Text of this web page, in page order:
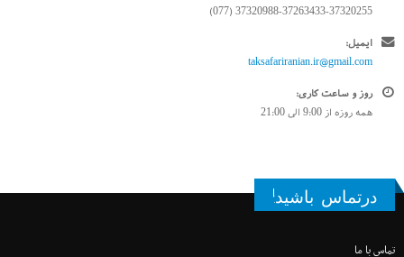
37320988-37263433-37320255 (077)
ایمیل:
taksafariranian.ir@gmail.com
روز و ساعت کاری:
همه روزه از 9:00 الی 21:00
درتماس باشید!
تماس با ما